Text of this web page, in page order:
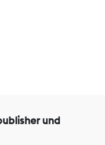
und